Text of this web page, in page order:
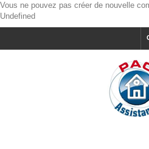
Vous ne pouvez pas créer de nouvelle
Undefined